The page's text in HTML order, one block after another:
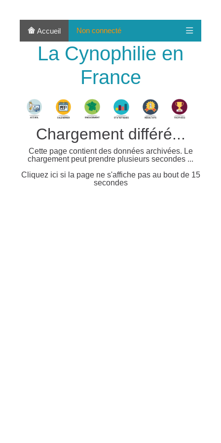
Accueil Non connecté
La Cynophilie en
France
Chargement différé...
Cette page contient des données archivées. Le
chargement peut prendre plusieurs secondes ...
Cliquez ici si la page ne s'affiche pas au bout de 15
secondes